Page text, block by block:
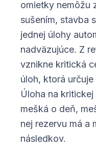
omietky nemôžu
sušením, stavba
jednej úlohy
nadväzujúce. Z
vznikne kritická
úloh, ktorá
Úloha na
mešká o deň,
nej rezervu má a
následkov.